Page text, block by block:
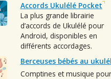
Accords Ukulélé Pocket
La plus grande librairie
d’accords de Ukulélé pour
Android, disponibles en
différents accordages.
Berceuses bébés au
Comptines et musique pour